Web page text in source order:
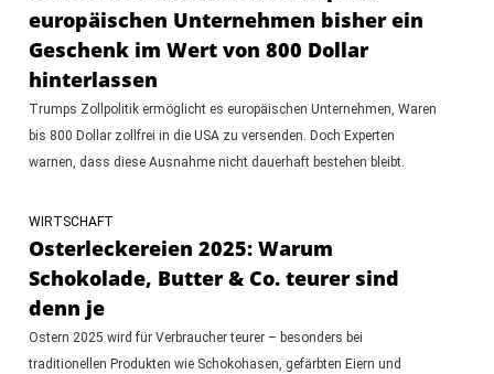
europäischen Unternehmen bisher ein
Geschenk im Wert von 800 Dollar
hinterlassen
Trumps Zollpolitik ermöglicht es europäischen Unternehmen, Waren
bis 800 Dollar zollfrei in die USA zu versenden. Doch Experten
warnen, dass diese Ausnahme nicht dauerhaft bestehen bleibt.
WIRTSCHAFT
Osterleckereien 2025: Warum
Schokolade, Butter & Co. teurer sind
denn je
Ostern 2025 wird für Verbraucher teurer – besonders bei
traditionellen Produkten wie Schokohasen, gefärbten Eiern und